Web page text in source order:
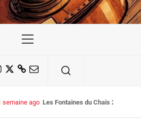
Menu
TwitterSubstack
Email
semaines ago Some Kind Ov POH !